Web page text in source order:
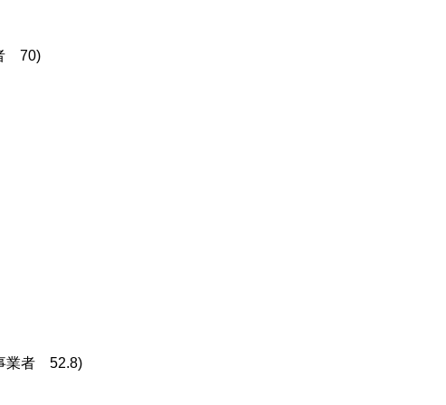
70)
業者 52.8)